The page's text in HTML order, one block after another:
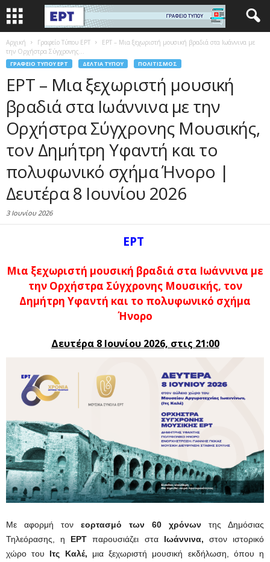
Αρχική Γραφείο Τύπου ΕΡΤ
ΕΡΤ – Μια ξεχωριστή μουσική βραδιά στα Ιωάννινα με
την Ορχήστρα Σύγχρονης...
ΓΡΑΦΕΊΟ ΤΎΠΟΥ ΕΡΤ ΔΕΛΤΊΑ ΤΎΠΟΥ ΠΟΛΙΤΙΣΜΌΣ
ΕΡΤ – Μια ξεχωριστή μουσική
βραδιά στα Ιωάννινα με την
Ορχήστρα Σύγχρονης Μουσικής,
τον Δημήτρη Υφαντή και το
πολυφωνικό σχήμα Ήνορο |
Δευτέρα 8 Ιουνίου 2026
3 Ιουνίου 2026
ΕΡΤ
Μια ξεχωριστή μουσική βραδιά στα Ιωάννινα με
την Ορχήστρα Σύγχρονης Μουσικής, τον
Δημήτρη Υφαντή και το πολυφωνικό σχήμα
Ήνορο
Δευτέρα 8 Ιουνίου 2026, στις 21:00
Με αφορμή τον εορτασμό των 60 χρόνων της Δημόσιας
Τηλεόρασης, η ΕΡΤ παρουσιάζει στα Ιωάννινα, στον ιστορικό
χώρο του Ιτς Καλέ, μια ξεχωριστή μουσική εκδήλωση, όπου η